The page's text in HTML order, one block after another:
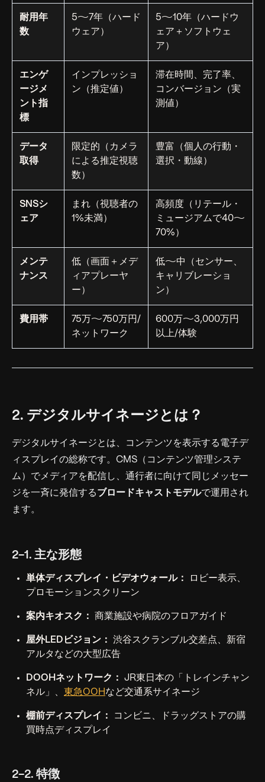
耐用年
数
5〜7年（ハード
ウェア）
5〜10年（ハードウ
ェア＋ソフトウェ
ア）
エンゲ
ージメ
ント指
標
インプレッショ
ン（推定値）
滞在時間、完了率、
コンバージョン（実
測値）
データ
取得
限定的（カメラ
による推定視聴
数）
豊富（個人の行動・
選択・動線）
SNSシ
ェア
まれ（視聴者の
1%未満）
高頻度（リテール・
ミュージアムで40〜
70%）
メンテ
ナンス
低（画面＋メデ
ィアプレーヤ
ー）
低〜中（センサー、
キャリブレーショ
ン）
費用帯
75万〜750万円/
ネットワーク
600万〜3,000万円
以上/体験
2. デジタルサイネージとは？
デジタルサイネージとは、コンテンツを表示する電子デ
ィスプレイの総称です。CMS（コンテンツ管理システ
ム）でメディアを配信し、通行者に向けて同じメッセー
ジを一斉に発信する ブロードキャストモデルで運用され
ます。
2-1. 主な形態
単体ディスプレイ・ビデオウォール：
ロビー表示、
プロモーションスクリーン
案内キオスク： 商業施設や病院のフロアガイド
屋外LEDビジョン：
渋谷スクランブル交差点、新宿
アルタなどの大型広告
DOOHネットワーク：
JR東日本の「トレインチャン
ネル」、 東急OOH など交通系サイネージ
棚前ディスプレイ：
コンビニ、ドラッグストアの購
買時点ディスプレイ
2-2. 特徴